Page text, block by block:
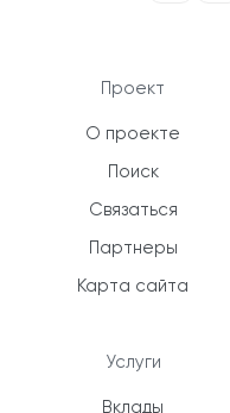
Проект
О проекте
Поиск
Связаться
Партнеры
Карта сайта
Услуги
Вклады